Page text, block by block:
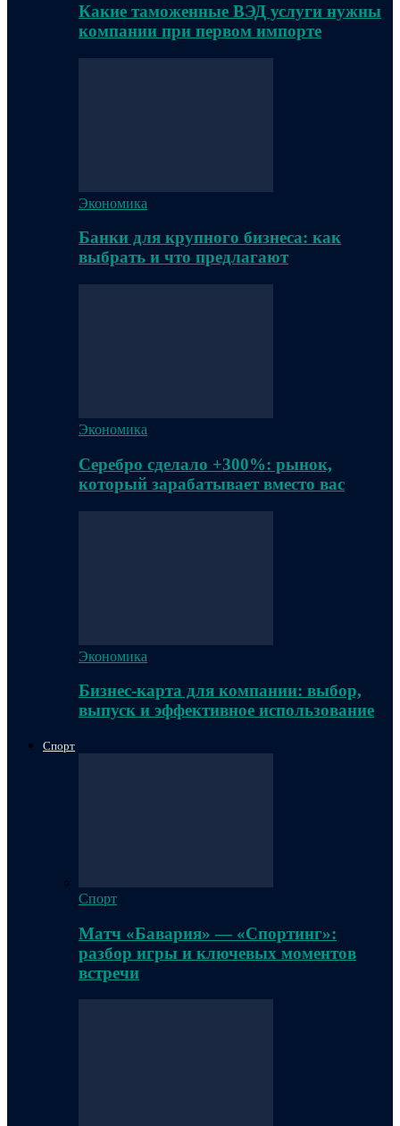
Какие таможенные ВЭД услуги нужны
компании при первом импорте
Экономика
Банки для крупного бизнеса: как
выбрать и что предлагают
Экономика
Серебро сделало +300%: рынок,
который зарабатывает вместо вас
Экономика
Бизнес-карта для компании: выбор,
выпуск и эффективное использование
Спорт
Спорт
Матч «Бавария» — «Спортинг»:
разбор игры и ключевых моментов
встречи